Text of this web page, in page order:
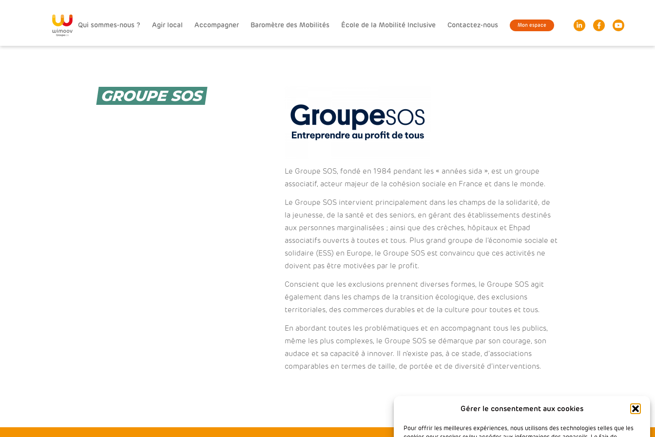
Gérer le consentement aux cookies
Pour offrir les meilleures expériences, nous utilisons des technologies telles que les
Qui sommes-nous ? Agir local Accompagner Baromètre des Mobilités École de la Mobilité Inclusive Contactez-nous Mon espace
GROUPE SOS
Le Groupe SOS, fondé en 1984 pendant les « années sida », est un groupe
associatif, acteur majeur de la cohésion sociale en France et dans le monde.
Le Groupe SOS intervient principalement dans les champs de la solidarité, de
la jeunesse, de la santé et des seniors, en gérant des établissements destinés
aux personnes marginalisées ; ainsi que des crèches, hôpitaux et Ehpad
associatifs ouverts à toutes et tous. Plus grand groupe de l’économie sociale et
solidaire (ESS) en Europe, le Groupe SOS est convaincu que ces activités ne
doivent pas être motivées par le profit.
Conscient que les exclusions prennent diverses formes, le Groupe SOS agit
également dans les champs de la transition écologique, des exclusions
territoriales, des commerces durables et de la culture pour toutes et tous.
En abordant toutes les problématiques et en accompagnant tous les publics,
même les plus complexes, le Groupe SOS se démarque par son courage, son
audace et sa capacité à innover. Il n’existe pas, à ce stade, d’associations
comparables en termes de taille, de portée et de diversité d’interventions.